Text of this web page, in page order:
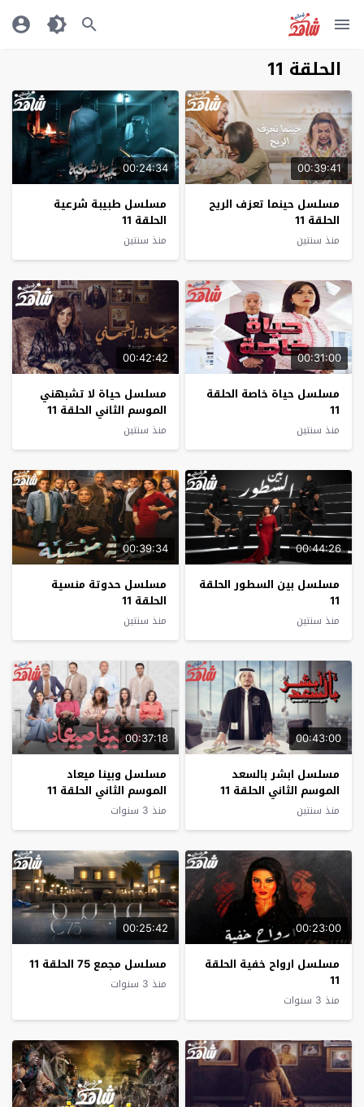
الحلقة 11
00:39:41
مسلسل حينما تعزف الريح
الحلقة 11
منذ سنتين
00:24:34
مسلسل طبيبة شرعية
الحلقة 11
منذ سنتين
00:31:00
مسلسل حياة خاصة الحلقة
11
منذ سنتين
00:42:42
مسلسل حياة لا تشبهني
الموسم الثاني الحلقة 11
منذ سنتين
00:44:26
مسلسل بين السطور الحلقة
11
منذ سنتين
00:39:34
مسلسل حدوتة منسية
الحلقة 11
منذ سنتين
00:43:00
مسلسل ابشر بالسعد
الموسم الثاني الحلقة 11
منذ سنتين
00:37:18
مسلسل وبينا ميعاد
الموسم الثاني الحلقة 11
منذ 3 سنوات
00:23:00
مسلسل ارواح خفية الحلقة
11
منذ 3 سنوات
00:25:42
مسلسل مجمع 75 الحلقة 11
منذ 3 سنوات